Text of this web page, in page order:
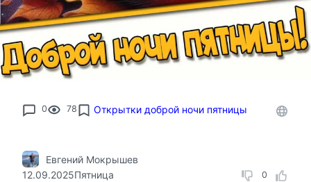
0 78 Открытки доброй ночи пятницы
0
Евгений Мокрышев
12.09.2025Пятница